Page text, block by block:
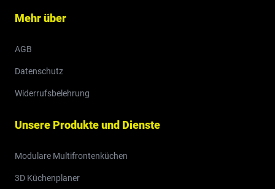
Mehr über
AGB
Datenschutz
Widerrufsbelehrung
Unsere Produkte und Dienste
Modulare Multifrontenküchen
3D Küchenplaner